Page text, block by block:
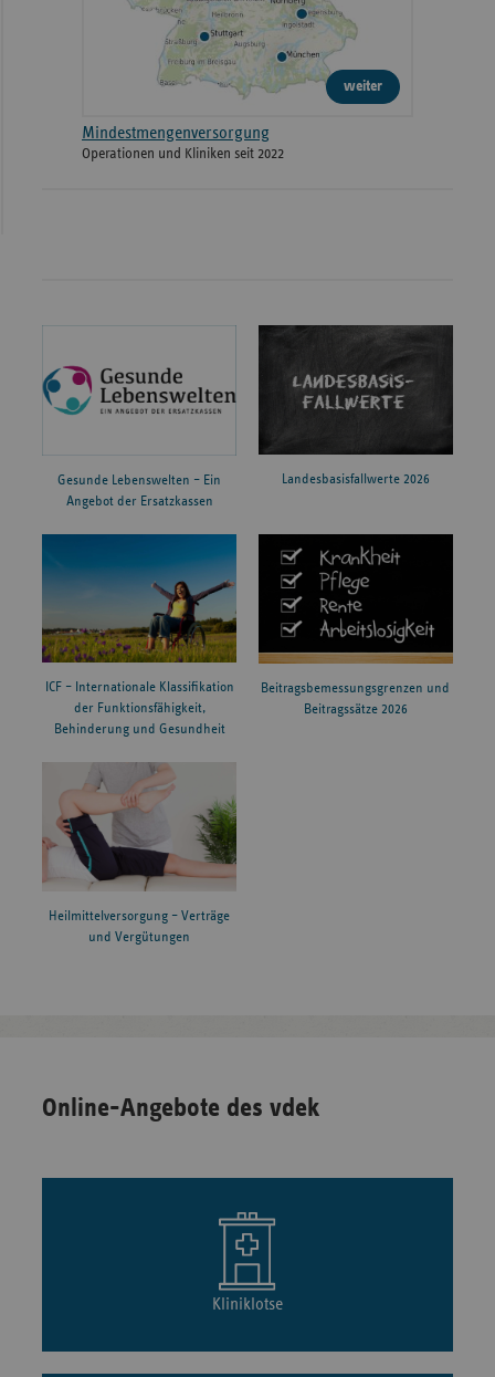
weiter
Mindestmengenversorgung
Operationen und Kliniken seit 2022
Gesunde Lebenswelten – Ein
Angebot der Ersatzkassen
Landesbasisfallwerte 2026
ICF – Internationale Klassifikation
der Funktionsfähigkeit,
Behinderung und Gesundheit
Beitragsbemessungsgrenzen und
Beitragssätze 2026
Heilmittelversorgung – Verträge
und Vergütungen
Online-Angebote des vdek
Kliniklotse